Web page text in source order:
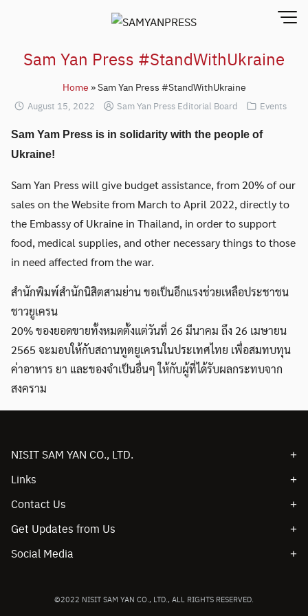
Search
Sam Yan Press #StandWithUkraine
Home »Sam Yan Press #StandWithUkraine
August 15, 2022 Sam Yan Press Editorial Board Events
Sam Yam Press is in solidarity with the people of
Ukraine!
Sam Yan Press will give budget assistance, from 20% of our
sales on the Website from March to April 2022, directly to
the Embassy of Ukraine in Thailand, in order to support
food, medical supplies, and other necessary things to those
in need affected from the war.
สำนักพิมพ์สำนักนิสิตสามย่าน ขอเป็นอีกแรงช่วยเหลือประชาชน
ชาวยูเครน
20% ของยอดขายทั้งหมดตั้งแต่วันที่ 26 มีนาคม ถึง 26 เมษายน
2565 จะมอบให้กับสถานทูตยูเครนในประเทศไทย เพื่อสมทบทุน
ค่าอาหาร ยา และของจำเป็นอื่นๆ ให้กับผู้ที่ได้รับผลกระทบจาก
สงคราม
NISIT SAM YAN CO., LTD.
Links
Projects
Books
Authors
Shop (TH)
Contact Us
Pathum Wan District,
Bangkok, Thailand
Get Updates from Us
Email
Social Media
contact@samyanpress.org
©2022 NISIT SAM YAN CO., LTD., ALL RIGHTS RESERVED.